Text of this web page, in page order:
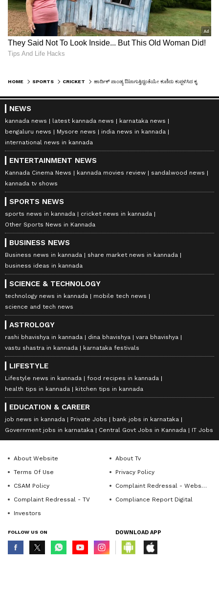
HOME SPORTS CRICKET
NEWS
kannada news latest kannada news
karnataka news
bengaluru news
Mysore news
india news in kannada
international news in kannada
ENTERTAINMENT NEWS
Kannada Cinema News kannada movies review
sandalwood news
kannada tv shows
SPORTS NEWS
sports news in kannada
cricket news in kannada
Other Sports News in Kannada
BUSINESS NEWS
Business news in kannada
share market news in kannada
business ideas in kannada
SCIENCE & TECHNOLOGY
technology news in kannada
mobile tech news
science and tech news
ASTROLOGY
rashi bhavishya in kannada dina bhavishya
vara bhavishya
vastu shastra in kannada
karnataka festivals
LIFESTYLE
Lifestyle news in kannada
food recipes in kannada
health tips in kannada
kitchen tips in kannada
EDUCATION & CAREER
job news in kannada Private Jobs
bank jobs in karnataka
Government jobs in karnataka
Central Govt Jobs in Kannada IT Jobs
About Website
About Tv
Terms Of Use
Privacy Policy
CSAM Policy
Complaint Redressal - Website
Complaint Redressal - TV
Compliance Report Digital
Investors
FOLLOW US ON DOWNLOAD APP